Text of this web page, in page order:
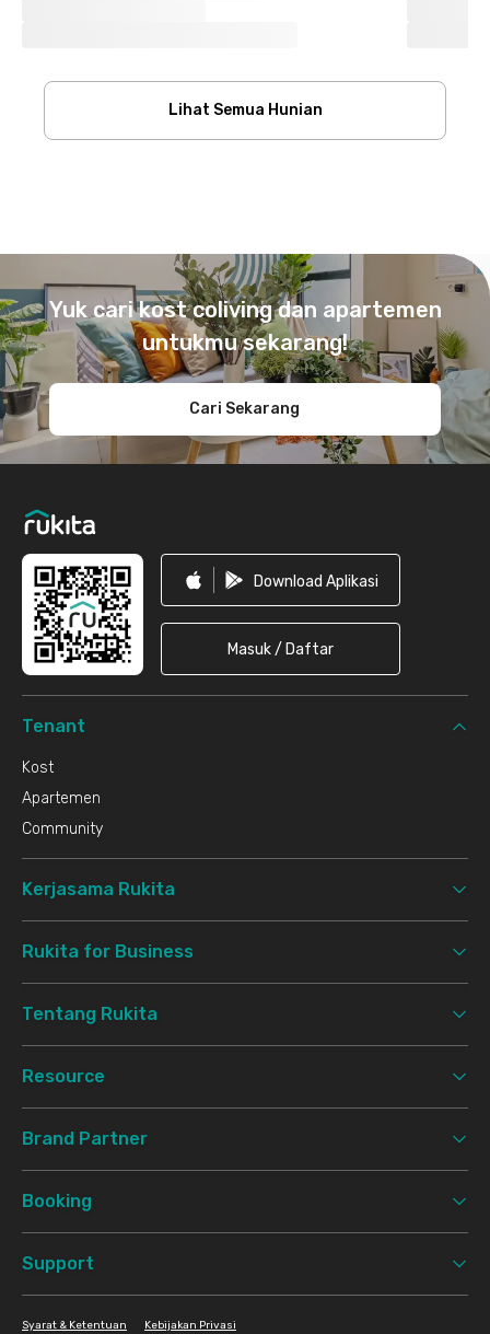
Lihat Semua Hunian
Yuk cari kost coliving dan apartemen
untukmu sekarang!
Cari Sekarang
Download Aplikasi
Masuk / Daftar
Tenant
Kost
Apartemen
Community
Kerjasama Rukita
Rukita for Business
Tentang Rukita
Resource
Brand Partner
Booking
Support
Syarat & Ketentuan Kebijakan Privasi